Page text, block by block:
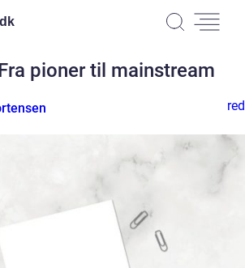
dk
pioner til mainstream